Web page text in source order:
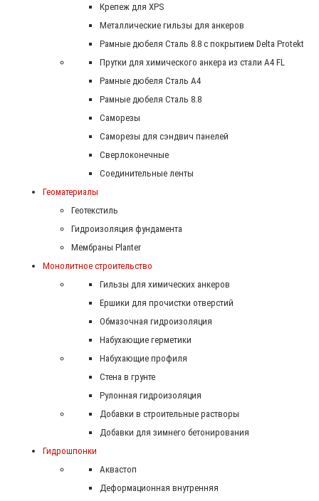
Крепеж для XPS
Металлические гильзы для анкеров
Рамные дюбеля Сталь 8.8 с покрытием Delta Protekt
Прутки для химического анкера из стали А4 FL
Рамные дюбеля Сталь A4
Рамные дюбеля Сталь 8.8
Саморезы
Саморезы для сэндвич панелей
Сверлоконечные
Соединительные ленты
Геоматериалы
Геотекстиль
Гидроизоляция фундамента
Мембраны Planter
Монолитное строительство
Гильзы для химических анкеров
Ершики для прочистки отверстий
Обмазочная гидроизоляция
Набухающие герметики
Набухающие профиля
Стена в грунте
Рулонная гидроизоляция
Добавки в строительные растворы
Добавки для зимнего бетонирования
Гидрошпонки
Аквастоп
Деформационная внутренняя